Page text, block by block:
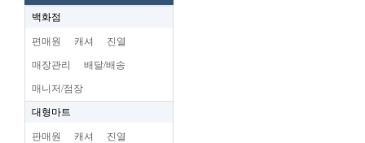
백화점
편매원 캐셔 진열
매장관리 배달/배송
매니저/점장
대형마트
판매원 캐셔 진열